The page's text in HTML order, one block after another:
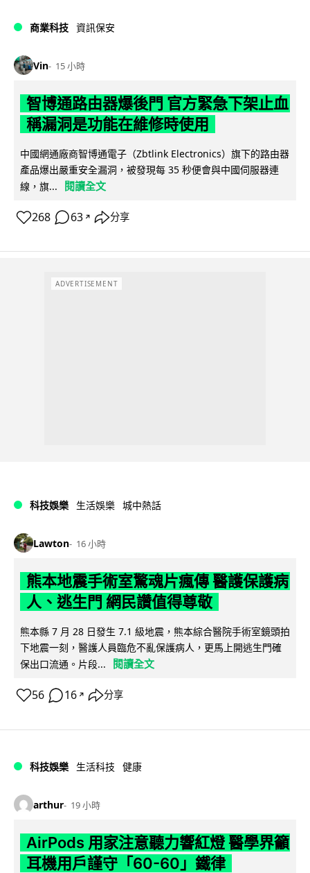
商業科技 資訊保安
Vin 15 小時
智博通路由器爆後門 官方緊急下架止血
稱漏洞是功能在維修時使用
中國網通廠商智博通電子（Zbtlink Electronics）旗下的路由器
產品爆出嚴重安全漏洞，被發現每 35 秒便會與中國伺服器連
線，旗...
閱讀全文
268 63 ↗ 分享
ADVERTISEMENT
科技娛樂 生活娛樂 城中熱話
Lawton 16 小時
熊本地震手術室驚魂片瘋傳 醫護保護病
人、逃生門 網民讚值得尊敬
熊本縣 7 月 28 日發生 7.1 級地震，熊本綜合醫院手術室鏡頭拍
下地震一刻，醫護人員臨危不亂保護病人，更馬上開逃生門確
保出口流通。片段...
閱讀全文
56 16 ↗ 分享
科技娛樂 生活科技 健康
arthur 19 小時
AirPods 用家注意聽力響紅燈 醫學界籲
耳機用戶謹守「60-60」鐵律